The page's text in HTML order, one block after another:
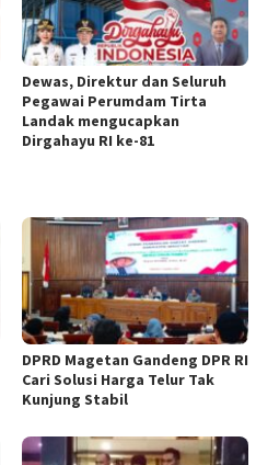
Dewas, Direktur dan Seluruh
Pegawai Perumdam Tirta
Landak mengucapkan
Dirgahayu RI ke-81
DPRD Magetan Gandeng DPR RI
Cari Solusi Harga Telur Tak
Kunjung Stabil